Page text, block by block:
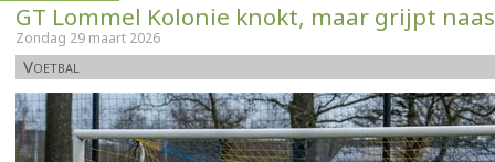
GT Lommel Kolonie knokt, maar grijpt
Zondag 29 maart 2026
Voetbal